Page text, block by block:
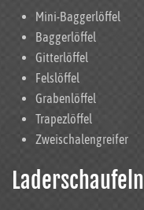
Mini-Baggerlöffel
Baggerlöffel
Gitterlöffel
Felslöffel
Grabenlöffel
Trapezlöffel
Zweischalengreifer
Laderschaufeln